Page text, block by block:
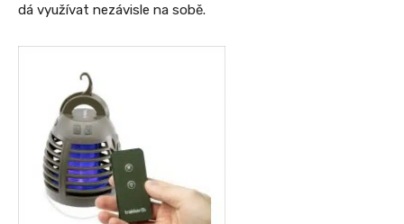
dá využívat nezávisle na sobě.